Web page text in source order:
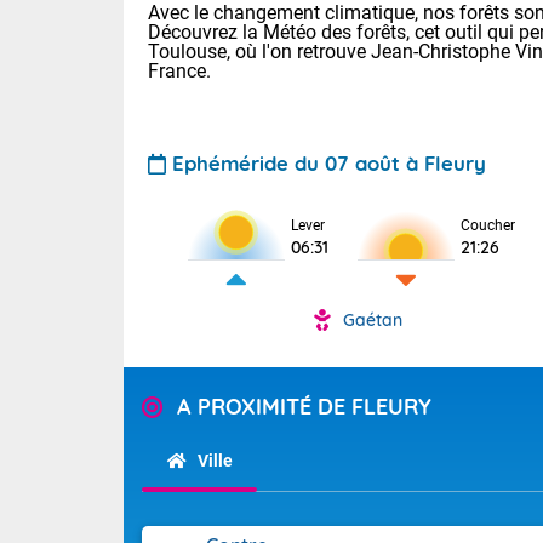
Pour la
Tendance
Avec le changement climatique, nos forêts
Découvrez la Météo des forêts, cet outil qui
Toulouse, où l'on retrouve Jean-Christophe
France.
Ephéméride du 07 août à Fleury
Lever
06:31
Coucher
21:26
Gaétan
A PROXIMITÉ DE FLEURY
Ville
Voici les
31 Lyon :
: 32 Nancy :
32 Lille : 28
Demain :
Très
sur les